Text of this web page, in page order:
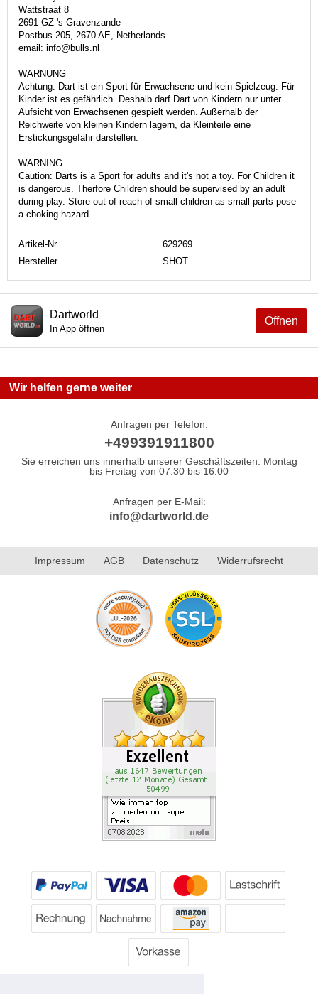
Wattstraat 8
2691 GZ 's-Gravenzande
Postbus 205, 2670 AE, Netherlands
email: info@bulls.nl
WARNUNG
Achtung: Dart ist ein Sport für Erwachsene und kein Spielzeug. Für
Kinder ist es gefährlich. Deshalb darf Dart von Kindern nur unter
Aufsicht von Erwachsenen gespielt werden. Außerhalb der
Reichweite von kleinen Kindern lagern, da Kleinteile eine
Erstickungsgefahr darstellen.
WARNING
Caution: Darts is a Sport for adults and it's not a toy. For Children it
is dangerous. Therfore Children should be supervised by an adult
during play. Store out of reach of small children as small parts pose
a choking hazard.
Artikel-Nr.
629269
Hersteller
SHOT
Öffnen
Dartworld
In App öffnen
Wir helfen gerne weiter
Anfragen per Telefon:
+499391911800
Sie erreichen uns innerhalb unserer Geschäftszeiten: Montag
bis Freitag von 07.30 bis 16.00
Anfragen per E-Mail:
info@dartworld.de
Impressum AGB Datenschutz Widerrufsrecht